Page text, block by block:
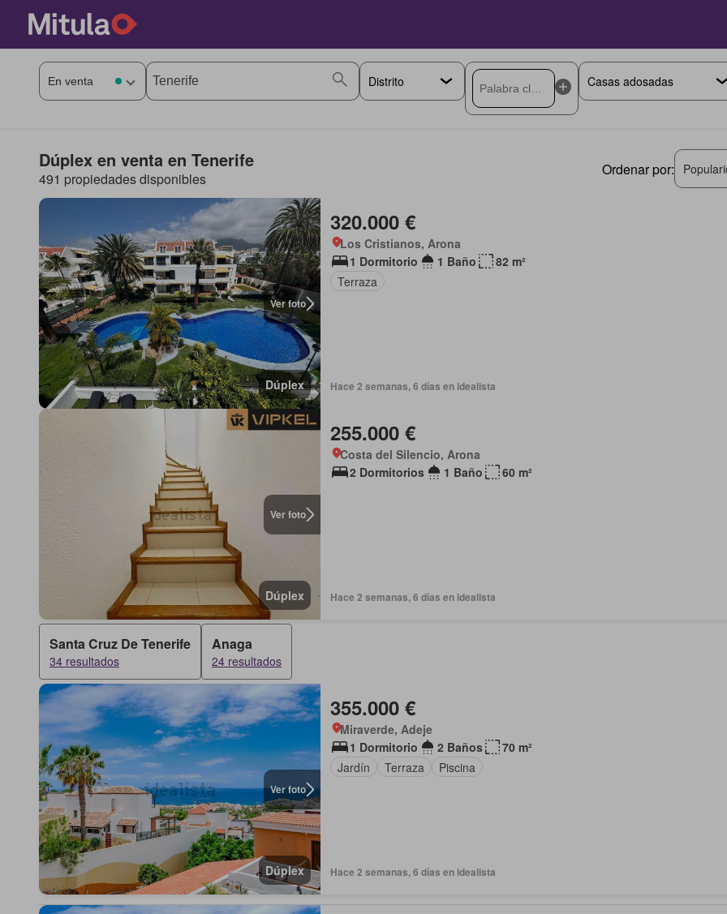
Dúplex en venta en Tenerife
491 propiedades disponibles
Ordenar por:
Ver foto
Dúplex
320.000 €
Los Cristianos, Arona
1 Dormitorio
1 Baño
82 m²
Terraza
Hace 2 semanas, 6 días en idealista
Ver foto
Dúplex
255.000 €
Costa del Silencio, Arona
2 Dormitorios
1 Baño 60 m²
Hace 2 semanas, 6 días en idealista
Santa Cruz De Tenerife
34 resultados
Anaga
24 resultados
Ver foto
Dúplex
355.000 €
Miraverde, Adeje
1 Dormitorio
2 Baños
70 m²
Jardín
Terraza Piscina
Hace 2 semanas, 6 días en idealista